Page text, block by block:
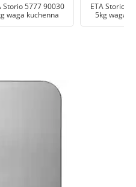
Storio 5777 90030
waga kuchenna
ETA Storio
5kg waga